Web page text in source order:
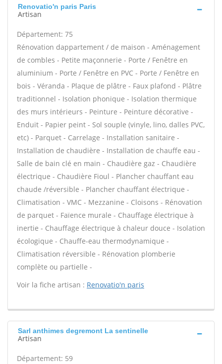
Renovatio'n paris Paris
Artisan
Département: 75
Rénovation dappartement / de maison - Aménagement
de combles - Petite maçonnerie - Porte / Fenêtre en
aluminium - Porte / Fenêtre en PVC - Porte / Fenêtre en
bois - Véranda - Plaque de plâtre - Faux plafond - Plâtre
traditionnel - Isolation phonique - Isolation thermique
des murs intérieurs - Peinture - Peinture décorative -
Enduit - Papier peint - Sol souple (vinyle, lino, dalles PVC,
etc) - Parquet - Carrelage - Installation sanitaire -
Installation de chaudière - Installation de chauffe eau -
Salle de bain clé en main - Chaudière gaz - Chaudière
électrique - Chaudière Fioul - Plancher chauffant eau
chaude /réversible - Plancher chauffant électrique -
Climatisation - VMC - Mezzanine - Cloisons - Rénovation
de parquet - Faïence murale - Chauffage électrique à
inertie - Chauffage électrique à chaleur douce - Isolation
écologique - Chauffe-eau thermodynamique -
Climatisation réversible - Rénovation plomberie
complète ou partielle -
Voir la fiche artisan : Renovatio'n paris
Sarl anthimes degremont La sentinelle
Artisan
Département: 59